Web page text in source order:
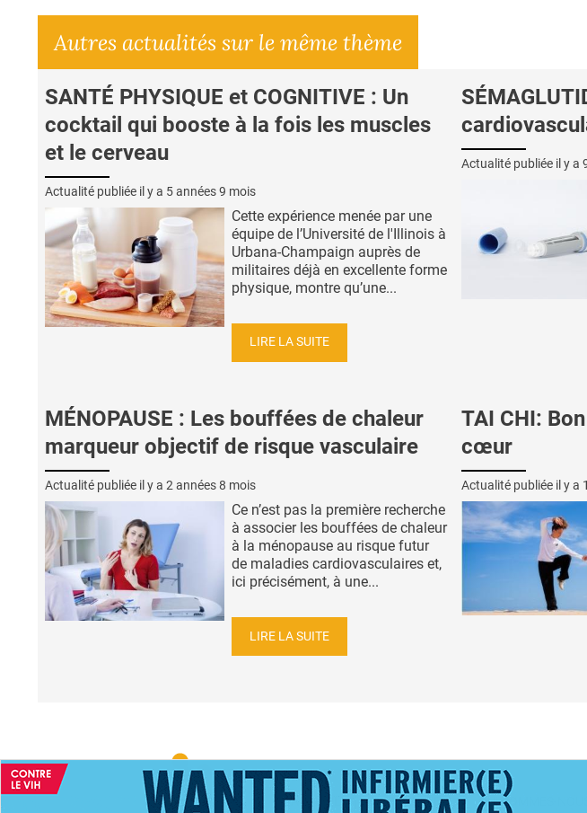
Autres actualités sur le même thème
SANTÉ PHYSIQUE et COGNITIVE : Un
cocktail qui booste à la fois les muscles
et le cerveau
Actualité publiée il y a 5 années 9 mois
Cette expérience menée par une
équipe de l’Université de l'Illinois à
Urbana-Champaign auprès de
militaires déjà en excellente forme
physique, montre qu’une...
LIRE LA SUITE
Actualité publiée il y a
MÉNOPAUSE : Les bouffées de chaleur
marqueur objectif de risque vasculaire
Actualité publiée il y a 2 années 8 mois
Ce n’est pas la première recherche
à associer les bouffées de chaleur
à la ménopause au risque futur
de maladies cardiovasculaires et,
ici précisément, à une...
LIRE LA SUITE
TAI CHI:
cœur
Actualité publiée il y a
ACCUEIL NEWSLETTER QUI SOMMES-NOUS